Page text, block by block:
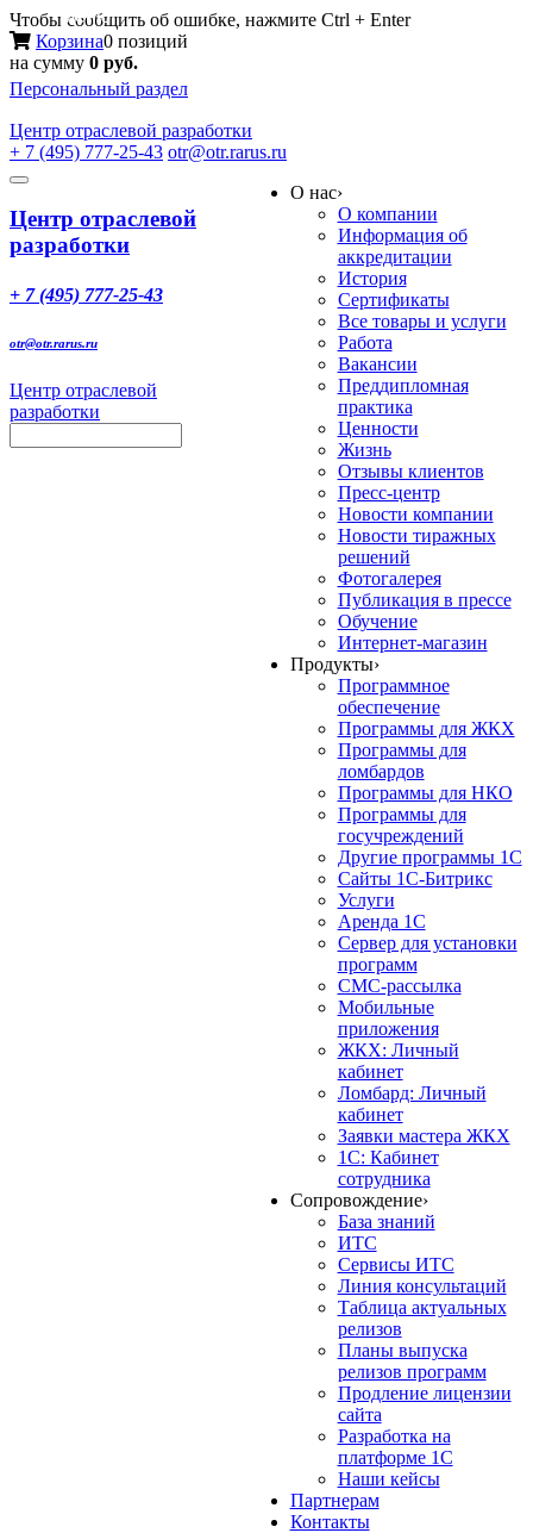
Чтобы сообщить об ошибке, нажмите Ctrl + Enter
Корзина0 позиций
на сумму 0 руб.
Персональный раздел
Центр отраслевой разработки
+ 7 (495) 777-25-43 otr@otr.rarus.ru
Toggle
Меню
Центр отраслевой
разработки
+ 7 (495) 777-25-43
otr@otr.rarus.ru
Центр отраслевой
разработки
О нас›
О компании
Информация об
аккредитации
История
Сертификаты
Все товары и услуги
Работа
Вакансии
Преддипломная
практика
Ценности
Жизнь
Отзывы клиентов
Пресс-центр
Новости компании
Новости тиражных
решений
Фотогалерея
Публикация в прессе
Обучение
Интернет-магазин
Продукты›
Программное
обеспечение
Программы для ЖКХ
Программы для
ломбардов
Программы для НКО
Программы для
госучреждений
Другие программы 1С
Сайты 1С-Битрикс
Услуги
Аренда 1С
Сервер для установки
программ
СМС-рассылка
Мобильные
приложения
ЖКХ: Личный
кабинет
Ломбард: Личный
кабинет
Заявки мастера ЖКХ
1С: Кабинет
сотрудника
Сопровождение›
База знаний
ИТС
Сервисы ИТС
Линия консультаций
Таблица актуальных
релизов
Планы выпуска
релизов программ
Продление лицензии
сайта
Разработка на
платформе 1С
Наши кейсы
Партнерам
Контакты